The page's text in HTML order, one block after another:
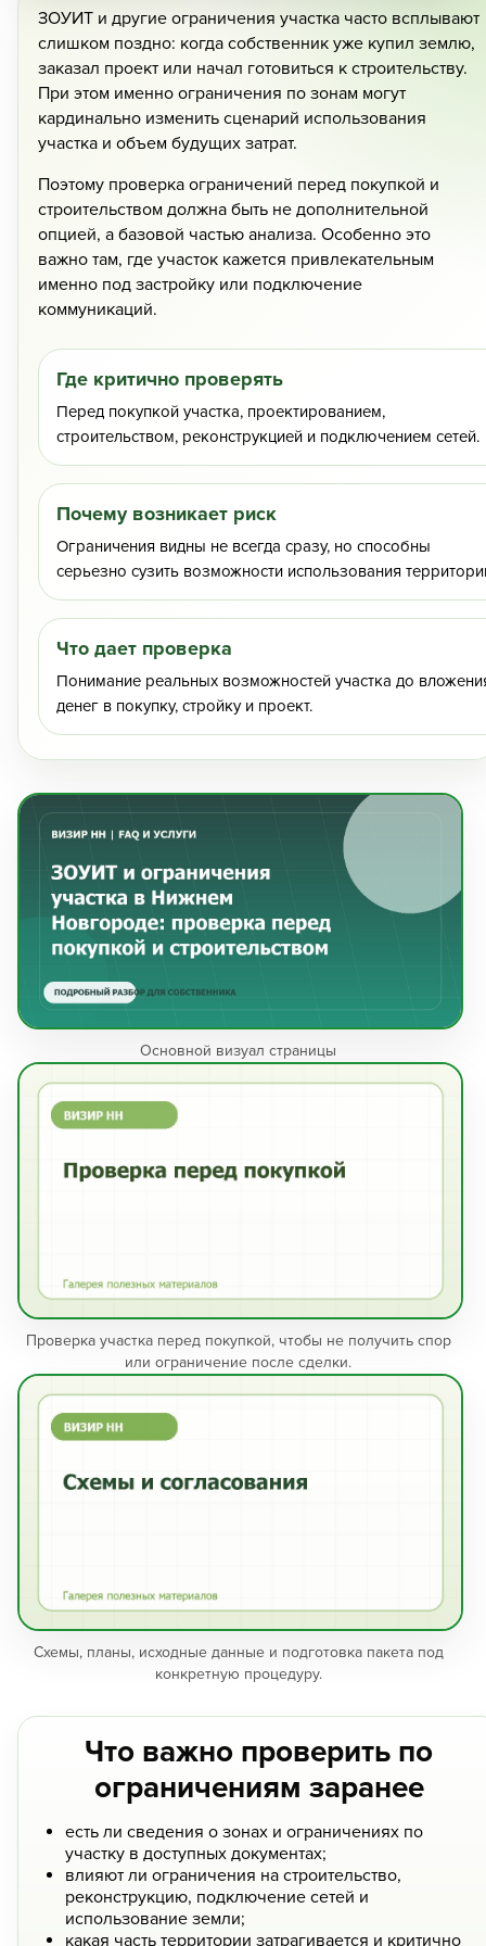
Кадастровые работы >>
ЗОУИТ и другие ограничения участка часто всплывают
слишком поздно: когда собственник уже купил землю,
заказал проект или начал готовиться к строительству.
При этом именно ограничения по зонам могут
кардинально изменить сценарий использования
участка и объем будущих затрат.
Поэтому проверка ограничений перед покупкой и
строительством должна быть не дополнительной
опцией, а базовой частью анализа. Особенно это
важно там, где участок кажется привлекательным
именно под застройку или подключение
коммуникаций.
Где критично проверять
Перед покупкой участка, проектированием,
строительством, реконструкцией и подключением сетей.
Почему возникает риск
Ограничения видны не всегда сразу, но способны
серьезно сузить возможности использования
Что дает проверка
Понимание реальных возможностей участка до
денег в покупку, стройку и проект.
Основной визуал страницы
Проверка участка перед покупкой, чтобы не получить спор
или ограничение после сделки.
Схемы, планы, исходные данные и подготовка пакета под
конкретную процедуру.
Что важно проверить по
ограничениям заранее
есть ли сведения о зонах и ограничениях по
участку в доступных документах;
влияют ли ограничения на строительство,
реконструкцию, подключение сетей и
использование земли;
какая часть территории затрагивается и критично